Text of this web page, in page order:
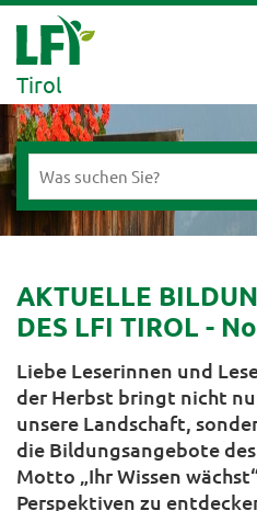
Tirol
AKTUELLE
DES LFI TIROL -
Liebe Leserinnen und
der Herbst bringt nicht
unsere Landschaft,
die Bildungsangebote
Motto „Ihr Wissen
Perspektiven zu